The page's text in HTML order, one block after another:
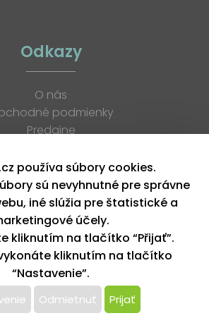
Odkazy
O nás
podmienky
Predajne
K stiahnutiu
Blog
Kontakt
Kariéra
XML feed
paper s. r. o. | Všetky práva vyhradené
design by MFP
k poskytovaniu služieb,
používa súbory cookies.
sú nevyhnutné pre správne
iné slúžia pre štatistické a
účely.
kliknutím na tlačítko “Přijať”.
kliknutím na tlačítko
“Nastavenie”.
Odmietnuť Prijať